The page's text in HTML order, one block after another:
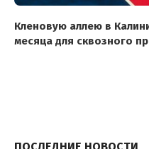
Кленовую аллею в
месяца для сквозного